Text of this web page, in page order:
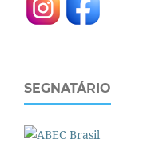
SEGNATÁRIO